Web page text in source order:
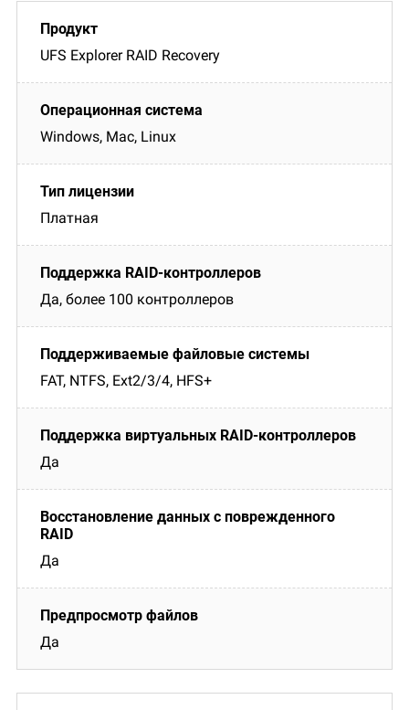
UFS Explorer RAID Recovery
Windows, Mac, Linux
Платная
Да, более 100 контроллеров
FAT, NTFS, Ext2/3/4, HFS+
Да
Да
Да